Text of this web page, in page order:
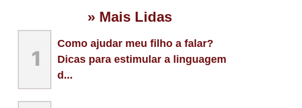
» Mais Lidas
1
Como ajudar meu filho a falar?
Dicas para estimular a linguagem
d...